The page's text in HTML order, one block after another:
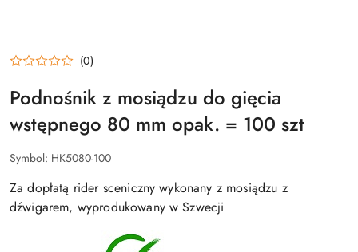
(0)
Podnośnik z mosiądzu do gięcia
wstępnego 80 mm opak. = 100 szt
Symbol: HK5080-100
Za dopłatą rider sceniczny wykonany z mosiądzu z
dźwigarem, wyprodukowany w Szwecji